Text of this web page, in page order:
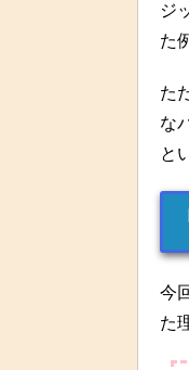
ジ
た
た
な
と
今
た